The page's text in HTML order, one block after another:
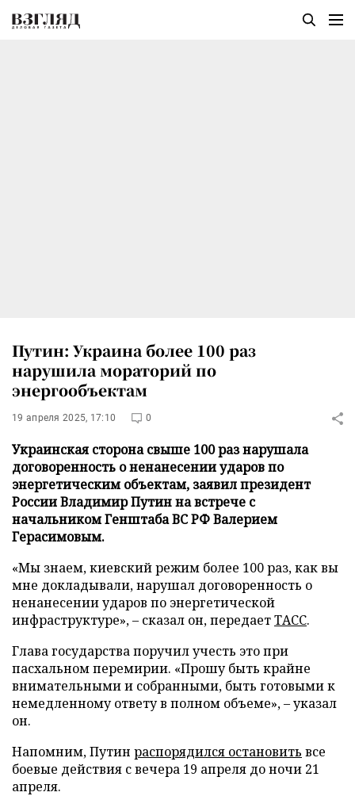
Путин: Украина более 100 раз
нарушила мораторий по
энергообъектам
19 апреля 2025, 17:10 0
Украинская сторона свыше 100 раз нарушала
договоренность о ненанесении ударов по
энергетическим объектам, заявил президент
России Владимир Путин на встрече с
начальником Генштаба ВС РФ Валерием
Герасимовым.
«Мы знаем, киевский режим более 100 раз, как вы
мне докладывали, нарушал договоренность о
ненанесении ударов по энергетической
инфраструктуре», – сказал он, передаетТАСС.
Глава государства поручил учесть это при
пасхальном перемирии. «Прошу быть крайне
внимательными и собранными, быть готовыми к
немедленному ответу в полном объеме», – указал
он.
Напомним, Путин распорядился остановить все
боевые действия с вечера 19 апреля до ночи 21
апреля.